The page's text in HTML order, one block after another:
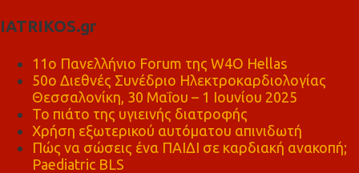
IATRIKOS.gr
11ο Πανελλήνιο Forum της W4O Hellas
50ο Διεθνές Συνέδριο Ηλεκτροκαρδιολογίας
Θεσσαλονίκη, 30 Μαΐου – 1 Ιουνίου 2025
Το πιάτο της υγιεινής διατροφής
Χρήση εξωτερικού αυτόματου απινιδωτή
Πώς να σώσεις ένα ΠΑΙΔΙ σε καρδιακή ανακοπή;
Paediatric BLS